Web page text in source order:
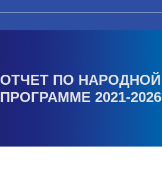
ОТЧЕТ ПО НАРОДНОЙ
ПРОГРАММЕ 2021-2026